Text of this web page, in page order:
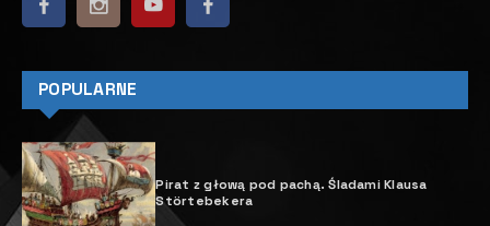
POPULARNE
Pirat z głową pod pachą. Śladami Klausa
Störtebekera